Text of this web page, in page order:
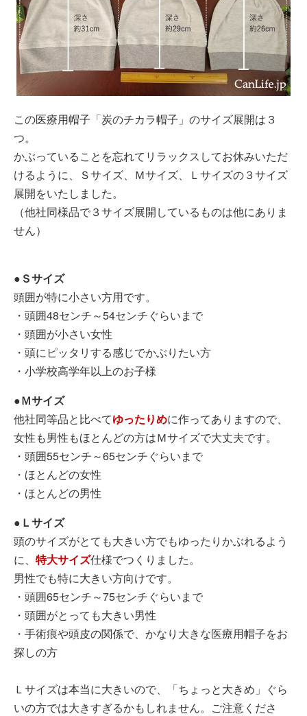
この医療用帽子「炭のチカラ帽子」のサイズ展開は３
つ。
かぶっていることを忘れてリラックスしてお休みいただ
けるように、Ｓサイズ、Ｍサイズ、Ｌサイズの３サイズ
展開をいたしました。
（他社同様品で３サイズ展開しているものは他にありま
せん）
●Ｓサイズ
頭囲が特に小さい方用です。
・頭囲48センチ～54センチぐらいまで
・頭囲が小さい女性
・頭にピッタリする感じでかぶりたい方
・小学校高学年以上のお子様
●Ｍサイズ
他社同等品と比べてゆったりめに作ってありますので、
女性も男性もほとんどの方はＭサイズで大丈夫です。
・頭囲55センチ～65センチぐらいまで
・ほとんどの女性
・ほとんどの男性
●Ｌサイズ
頭のサイズがとても大きい方でもゆったりかぶれるよう
に、 特大サイズ仕様でつくりました。
男性でも特に大きい方向けです。
・頭囲65センチ～75センチぐらいまで
・頭囲がとっても大きい男性
・手術痕や頭皮の関係で、かなり大きな医療用帽子をお
探しの方
Ｌサイズは本当に大きいので、「ちょっと大きめ」ぐら
いの方では大きすぎるかもしれません。ご注意くださ